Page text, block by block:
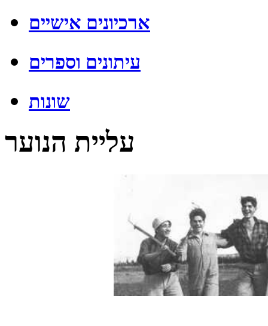
ארכיונים אישיים
עיתונים וספרים
שונות
עליית הנוער